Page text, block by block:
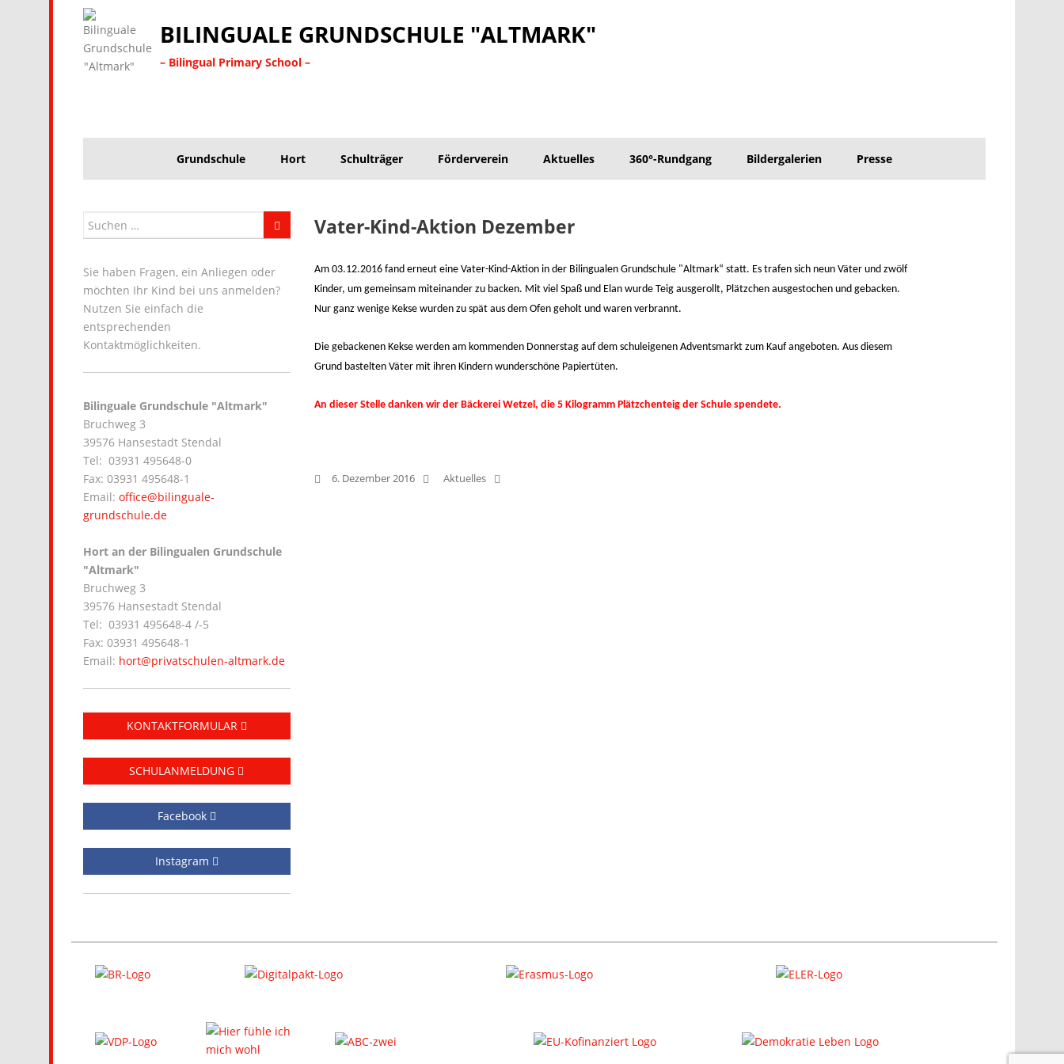
BILINGUALE GRUNDSCHULE "ALTMARK"
– Bilingual Primary School –
Grundschule Hort Schulträger Förderverein Aktuelles 360°-Rundgang Bildergalerien Presse
Sie haben Fragen, ein Anliegen oder
möchten Ihr Kind bei uns anmelden?
Nutzen Sie einfach die
entsprechenden
Kontaktmöglichkeiten.
Bilinguale Grundschule "Altmark"
Bruchweg 3
39576 Hansestadt Stendal
Tel: 03931 495648-0
Fax: 03931 495648-1
Email: office@bilinguale-
grundschule.de
Hort an der Bilingualen Grundschule
"Altmark"
Bruchweg 3
39576 Hansestadt Stendal
Tel: 03931 495648-4 /-5
Fax: 03931 495648-1
Email: hort@privatschulen-altmark.de
KONTAKTFORMULAR
SCHULANMELDUNG
Facebook
Instagram
Vater-Kind-Aktion Dezember
Am 03.12.2016 fand erneut eine Vater-Kind-Aktion in der Bilingualen Grundschule "Altmark“ statt. Es trafen sich neun Väter und zwölf
Kinder, um gemeinsam miteinander zu backen. Mit viel Spaß und Elan wurde Teig ausgerollt, Plätzchen ausgestochen und gebacken.
Nur ganz wenige Kekse wurden zu spät aus dem Ofen geholt und waren verbrannt.
Die gebackenen Kekse werden am kommenden Donnerstag auf dem schuleigenen Adventsmarkt zum Kauf angeboten. Aus diesem
Grund bastelten Väter mit ihren Kindern wunderschöne Papiertüten.
An dieser Stelle danken wir der Bäckerei Wetzel, die 5 Kilogramm Plätzchenteig der Schule spendete.
6. Dezember 2016 Aktuelles